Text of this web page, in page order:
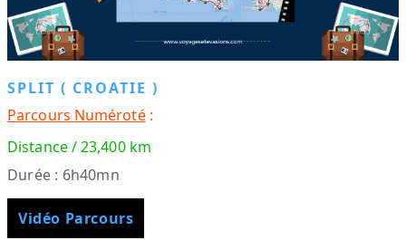
SPLIT ( CROATIE )
Parcours Numéroté:
Distance / 23,400 km
Durée : 6h40mn
Vidéo Parcours